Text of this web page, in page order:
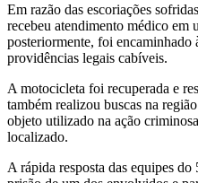
Em razão das escoriações
recebeu atendimento médico em
posteriormente, foi encaminhado
providências legais cabíveis.
A motocicleta foi recuperada e
também realizou buscas na
objeto utilizado na ação
localizado.
A rápida resposta das equipes